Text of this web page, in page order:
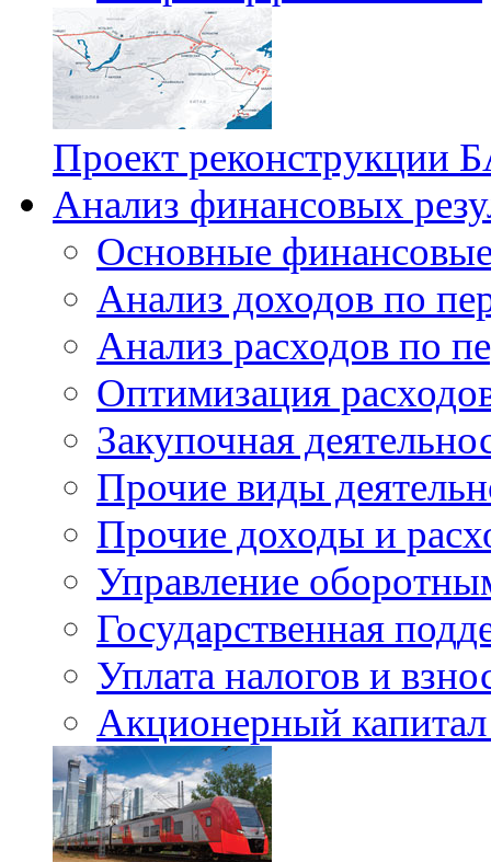
Проект реконструкции
Анализ финансовых
Основные финансовые
Анализ доходов по
Анализ расходов по
Оптимизация
Закупочная
Прочие виды
Прочие доходы и
Управление
Государственная
Уплата налогов и
Акционерный